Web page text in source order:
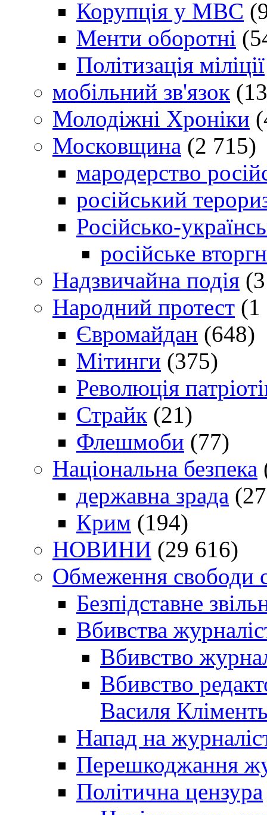
Корупція у МВС
Менти оборотні
Політизація міліції
мобільний зв'язок
Молодіжні Хроніки
Московщина (2 715)
мародерство
російський
Російсько-
російське
Надзвичайна подія
Народний протест (1
Євромайдан (648)
Мітинги (375)
Революція
Страйк (21)
Флешмоби (77)
Національна безпека
державна зрада
Крим (194)
НОВИНИ (29 616)
Обмеження свободи
Безпідставне
Вбивства
Вбивство
Вбивство
Василя
Напад на
Перешкоджання
Політична цензура